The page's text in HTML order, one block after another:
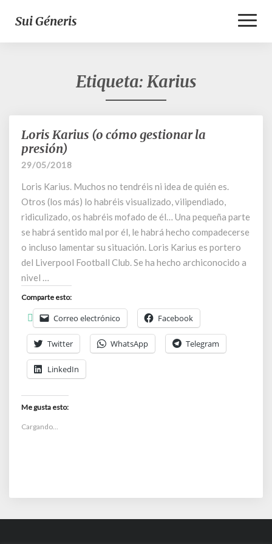
Sui Géneris
Etiqueta: Karius
Loris
Karius
(o
gestionar
la
presión)
Loris Karius (o cómo gestionar la
presión)
29/05/2018
Loris Karius. Muchos no tendréis ni idea de quién es.
Otros (los más) lo habréis visualizado, vilipendiado,
ridiculizado, os habréis mofado de él… Una pequeña parte
se habrá sentido mal por él, le habrá hecho compadecerse
o incluso lamentar su situación. Loris Karius es portero
del Liverpool Football Club. Se ha hecho archiconocido a
nivel …
Comparte esto:
Correo electrónico Facebook
Twitter WhatsApp Telegram
LinkedIn
Me gusta esto:
Cargando...